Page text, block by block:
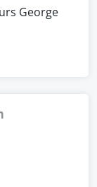
George